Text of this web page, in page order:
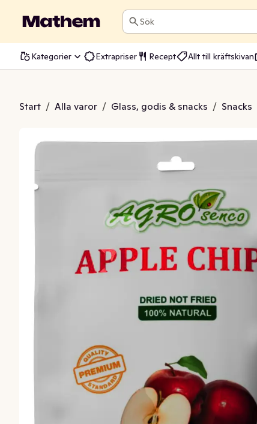
Sök
Kategorier Extrapriser Recept Allt till kräftskivan
Start / Alla varor / Glass, godis & snacks / Snacks